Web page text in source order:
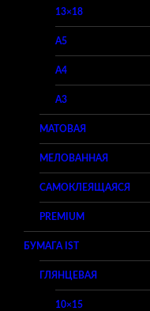
13×18
A5
A4
A3
МАТОВАЯ
МЕЛОВАННАЯ
САМОКЛЕЯЩАЯСЯ
PREMIUM
БУМАГА IST
ГЛЯНЦЕВАЯ
10×15